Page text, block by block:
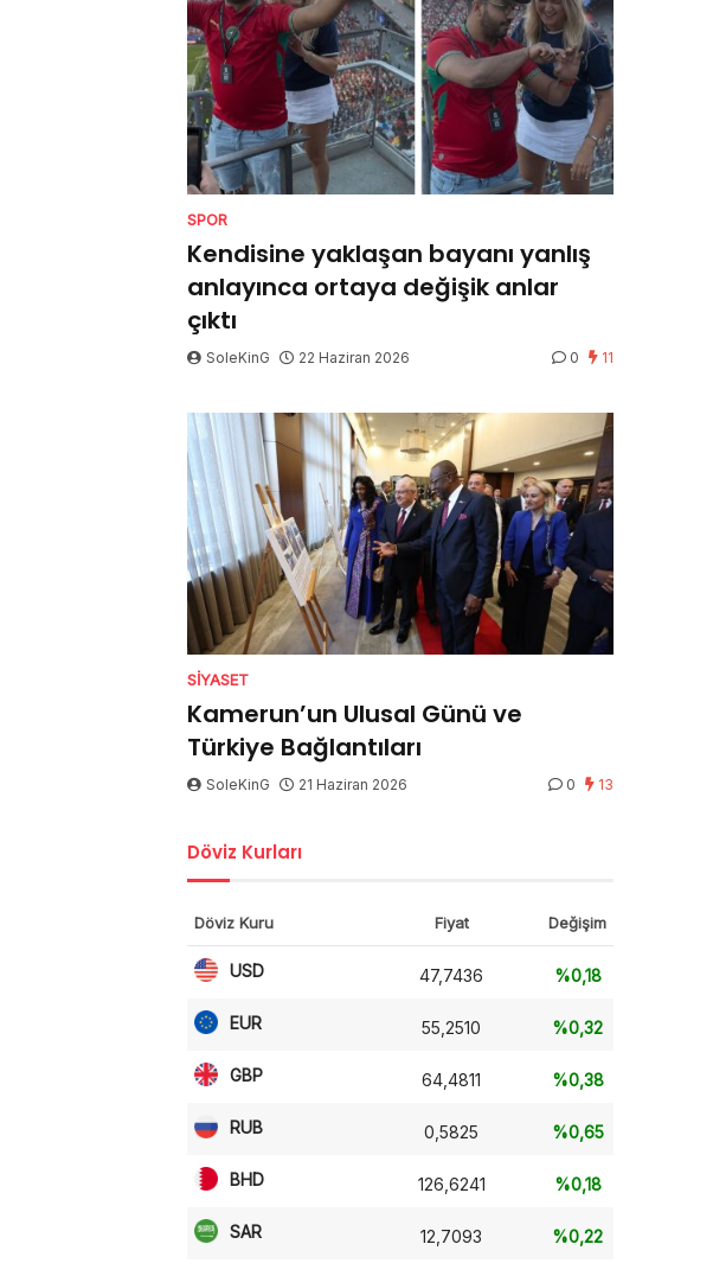
SPOR
Kendisine yaklaşan bayanı yanlış
anlayınca ortaya değişik anlar
çıktı
SoleKinG 22 Haziran 2026 0 11
SIYASET
Kamerun’un Ulusal Günü ve
Türkiye Bağlantıları
SoleKinG 21 Haziran 2026 0 13
Döviz Kurları
Döviz Kuru Fiyat Değişim
USD 47,7436 %0,18
EUR 55,2510 %0,32
GBP 64,4811 %0,38
RUB 0,5825 %0,65
BHD 126,6241 %0,18
SAR 12,7093 %0,22